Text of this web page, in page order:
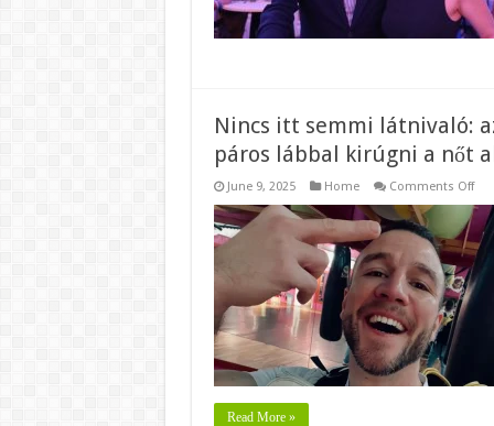
Nincs itt semmi látnivaló:
páros lábbal kirúgni a nőt
June 9, 2025 Home Comments Offon
itt
az
RTL
a
Read More »